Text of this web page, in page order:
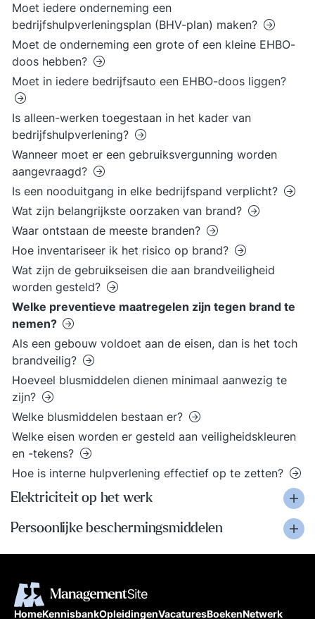
Moet iedere onderneming een
bedrijfshulpverleningsplan (BHV-plan) maken?
Moet de onderneming een grote of een kleine EHBO-
doos hebben?
Moet in iedere bedrijfsauto een EHBO-doos liggen?
Is alleen-werken toegestaan in het kader van
bedrijfshulpverlening?
Wanneer moet er een gebruiksvergunning worden
aangevraagd?
Is een nooduitgang in elke bedrijfspand verplicht?
Wat zijn belangrijkste oorzaken van brand?
Waar ontstaan de meeste branden?
Hoe inventariseer ik het risico op brand?
Wat zijn de gebruikseisen die aan brandveiligheid
worden gesteld?
Welke preventieve maatregelen zijn tegen brand te
nemen?
Als een gebouw voldoet aan de eisen, dan is het toch
brandveilig?
Hoeveel blusmiddelen dienen minimaal aanwezig te
zijn?
Welke blusmiddelen bestaan er?
Welke eisen worden er gesteld aan veiligheidskleuren
en -tekens?
Hoe is interne hulpverlening effectief op te zetten?
Elektriciteit op het werk
Persoonlijke beschermingsmiddelen
HomeKennisbankOpleidingenVacaturesBoekenNetwerk